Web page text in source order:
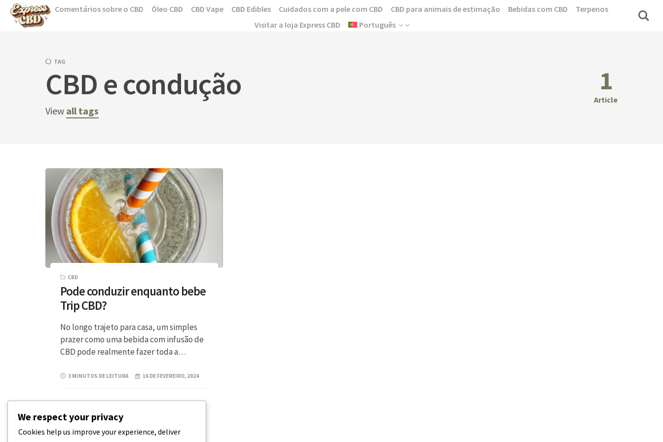
Skip
Comentários sobre o CBD Óleo CBD CBD Vape CBD Edibles Cuidados com a pele com CBD CBD para animais de estimação Bebidas com CBD
Terpenos
Visitar a loja Express CBD
Português
TAG
CBD e condução
View all tags
1
Article
CBD
Pode conduzir enquanto bebe
Trip CBD?
No longo trajeto para casa, um simples
prazer como uma bebida com infusão de
CBD pode realmente fazer toda a…
3 MINUTOS DE LEITURA 16 DE FEVEREIRO, 2024
We respect your privacy
Cookies help us improve your experience, deliver